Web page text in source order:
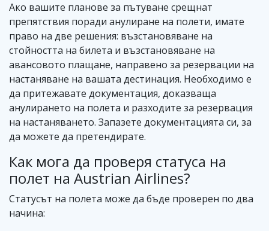
Ако вашите планове за пътуване срещнат
препятствия поради анулиране на полети, имате
право на две решения: възстановяване на
стойността на билета и възстановяване на
авансовото плащане, направено за резервации на
настаняване на вашата дестинация. Необходимо е
да притежавате документация, доказваща
анулирането на полета и разходите за резервация
на настаняването. Запазете документацията си, за
да можете да претендирате.
Как мога да проверя статуса на
полет на Austrian Airlines?
Статусът на полета може да бъде проверен по два
начина: